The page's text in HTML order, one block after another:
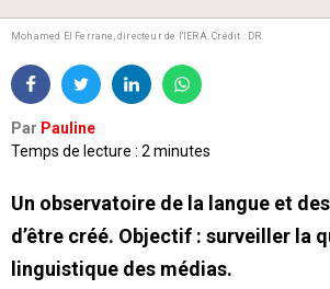
Mohamed El Ferrane, directeur de l'IERA. Crédit : DR.
Par Pauline
Temps de lecture : 2 minutes
Un observatoire de la langue et
d’être créé. Objectif : surveiller la
linguistique des médias.